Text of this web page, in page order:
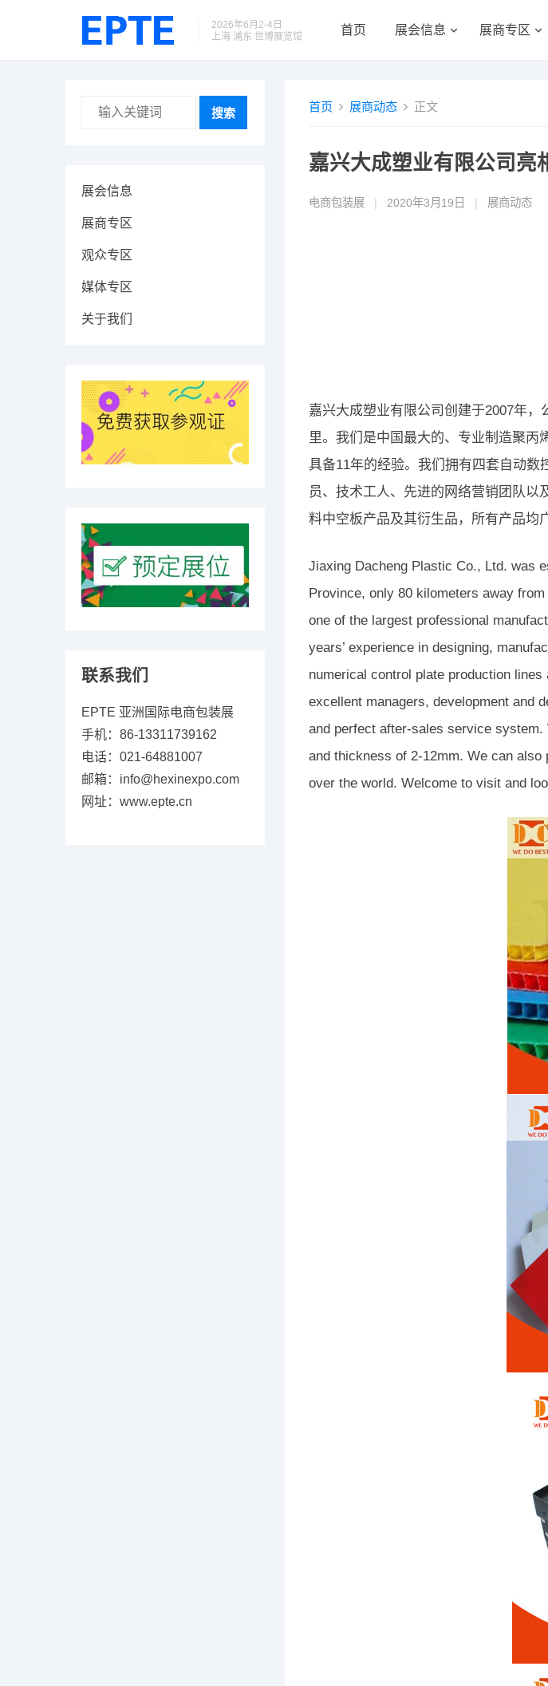
2026年6月2-4日
上海 浦东 世博展览馆
首页 展会信息 展商专区
首页 展商动态 正文
嘉兴大成塑业有限公司亮
电商包装展 | 2020年3月19日 | 展商动态
嘉兴大成塑业有限公司创建于2007年
里。我们是中国最大的、专业制造聚丙
具备11年的经验。我们拥有四套自动
员、技术工人、先进的网络营销团队以
料中空板产品及其衍生品，所有产品均
Jiaxing Dacheng Plastic Co., Ltd. was
Province, only 80 kilometers away
one of the largest professional
years’ experience in designing,
numerical control plate production
excellent managers, development and
and perfect after-sales service
and thickness of 2-12mm. We can
over the world. Welcome to visit and
搜索
展会信息
展商专区
观众专区
媒体专区
关于我们
联系我们
EPTE 亚洲国际电商包装展
手机：86-13311739162
电话：021-64881007
邮箱：info@hexinexpo.com
网址：www.epte.cn